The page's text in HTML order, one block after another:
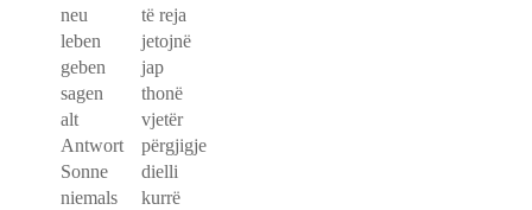
neu
të reja
leben
jetojnë
geben
jap
sagen
thonë
alt
vjetër
Antwort
përgjigje
Sonne
dielli
niemals
kurrë